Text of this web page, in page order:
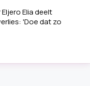
Elia deelt
'Doe dat zo